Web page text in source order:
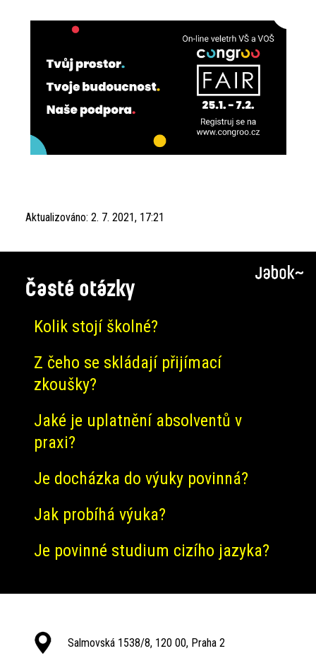
Aktualizováno: 2. 7. 2021, 17:21
Časté otázky
Kolik stojí školné?
Z čeho se skládají přijímací
zkoušky?
Jaké je uplatnění absolventů v
praxi?
Je docházka do výuky povinná?
Jak probíhá výuka?
Je povinné studium cizího jazyka?
Salmovská 1538/8, 120 00, Praha 2